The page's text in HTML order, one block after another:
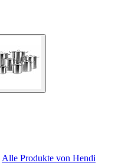
Alle Produkte von Hendi